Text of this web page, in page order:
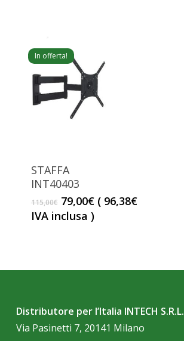
In offerta!
STAFFA
INT40403
115,00€ Il
prezzo
originale
79,00€Il
prezzo
( 96,38€
IVA inclusa )
Distributore per l’Italia INTECH S.R.L.
Via Pasinetti 7, 20141 Milano